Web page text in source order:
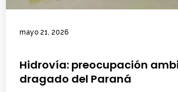
mayo 21, 2026
Hidrovía: preocupación
dragado del Paraná